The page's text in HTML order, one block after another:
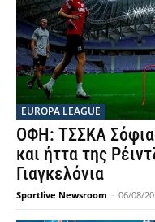
EUROPA LEAGUE
ΟΦΗ: ΤΣΣΚΑ
και ήττα της
Γιαγκελόνια
Sportlive Newsroom - 06/08/